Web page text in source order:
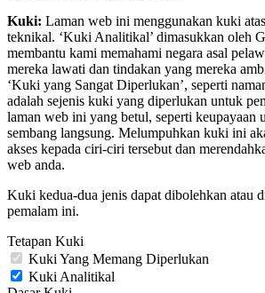
Kuki: Laman web ini menggunakan kuki
teknikal. ‘Kuki Analitikal’ dimasukkan oleh
membantu kami memahami negara asal
mereka lawati dan tindakan yang mereka
‘Kuki yang Sangat Diperlukan’, seperti
adalah sejenis kuki yang diperlukan untuk
laman web ini yang betul, seperti keupayaan
sembang langsung. Melumpuhkan kuki ini
akses kepada ciri-ciri tersebut dan
web anda.
Kuki kedua-dua jenis dapat dibolehkan atau
pemalam ini.
Tetapan Kuki
Kuki Yang Memang Diperlukan
Kuki Analitikal